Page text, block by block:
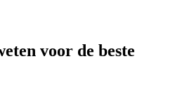
voor de beste